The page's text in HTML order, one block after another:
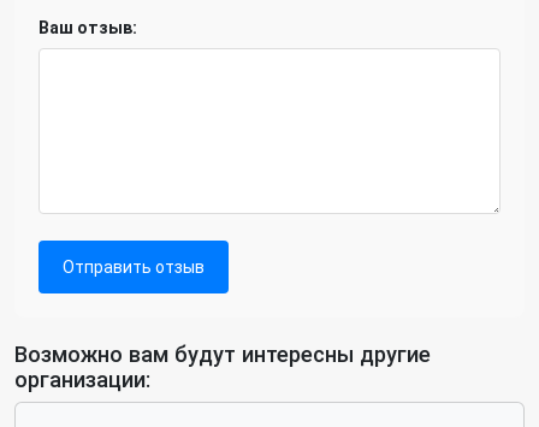
Ваш отзыв:
Отправить отзыв
Возможно вам будут интересны другие
организации: